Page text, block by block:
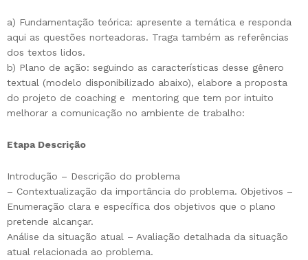
a) Fundamentação teórica: apresente a temática e responda
aqui as questões norteadoras. Traga também as referências
dos textos lidos.
b) Plano de ação: seguindo as características desse gênero
textual (modelo disponibilizado abaixo), elabore a proposta
do projeto de coaching e mentoring que tem por intuito
melhorar a comunicação no ambiente de trabalho:
Etapa Descrição
Introdução – Descrição do problema
– Contextualização da importância do problema. Objetivos –
Enumeração clara e específica dos objetivos que o plano
pretende alcançar.
Análise da situação atual – Avaliação detalhada da situação
atual relacionada ao problema.